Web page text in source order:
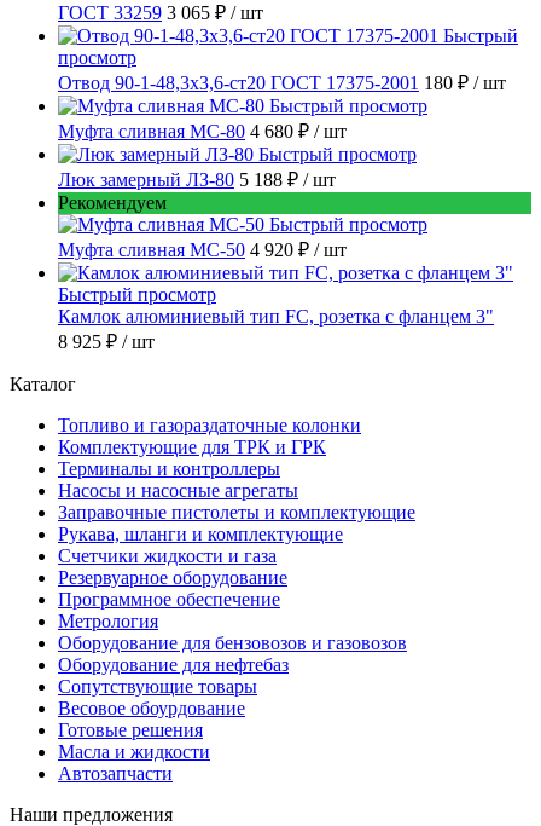
ГОСТ 33259 3 065 ₽ / шт
Быстрый
просмотр
Отвод 90-1-48,3х3,6-ст20 ГОСТ 17375-2001 180 ₽ / шт
Быстрый просмотр
Муфта сливная МС-80 4 680 ₽ / шт
Быстрый просмотр
Люк замерный ЛЗ-80 5 188 ₽ / шт
Рекомендуем
Быстрый просмотр
Муфта сливная МС-50 4 920 ₽ / шт
Быстрый просмотр
Камлок алюминиевый тип FC, розетка с фланцем 3"
8 925 ₽ / шт
Каталог
Топливо и газораздаточные колонки
Комплектующие для ТРК и ГРК
Терминалы и контроллеры
Насосы и насосные агрегаты
Заправочные пистолеты и комплектующие
Рукава, шланги и комплектующие
Счетчики жидкости и газа
Резервуарное оборудование
Программное обеспечение
Метрология
Оборудование для бензовозов и газовозов
Оборудование для нефтебаз
Сопутствующие товары
Весовое обоурдование
Готовые решения
Масла и жидкости
Автозапчасти
Наши предложения